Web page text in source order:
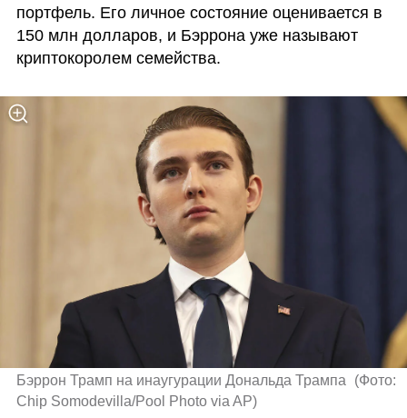
портфель. Его личное состояние оценивается в
150 млн долларов, и Бэррона уже называют
криптокоролем семейства.
Бэррон Трамп на инаугурации Дональда Трампа (Фото:
Chip Somodevilla/Pool Photo via AP)